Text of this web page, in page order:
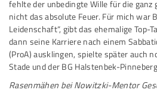
fehlte der unbedingte Wille für die ganz
nicht das absolute Feuer. Für mich war
Leidenschaft“, gibt das ehemalige Top-
dann seine Karriere nach einem
(ProA) ausklingen, spielte später auch
Stade und der BG Halstenbek-
Rasenmähen bei Nowitzki-Mentor